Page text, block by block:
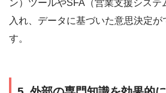
ン）ツールやSFA（営業支援システ
入れ、データに基づいた意思決定が
す。